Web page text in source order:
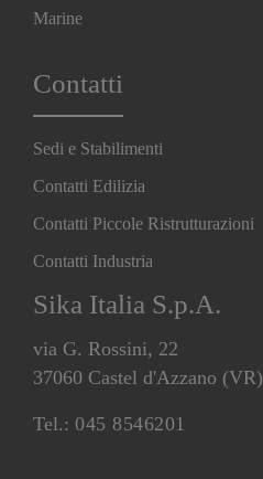
Marine
Contatti
Sedi e Stabilimenti
Contatti Edilizia
Contatti Piccole Ristrutturazioni
Contatti Industria
Sika Italia S.p.A.
via G. Rossini, 22
37060 Castel d'Azzano (VR)
Tel.: 045 8546201